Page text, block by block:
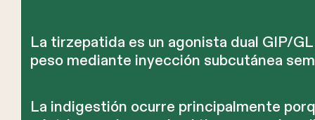
La tirzepatida es un agonista dual GIP/
peso mediante inyección subcutánea
La indigestión ocurre principalmente